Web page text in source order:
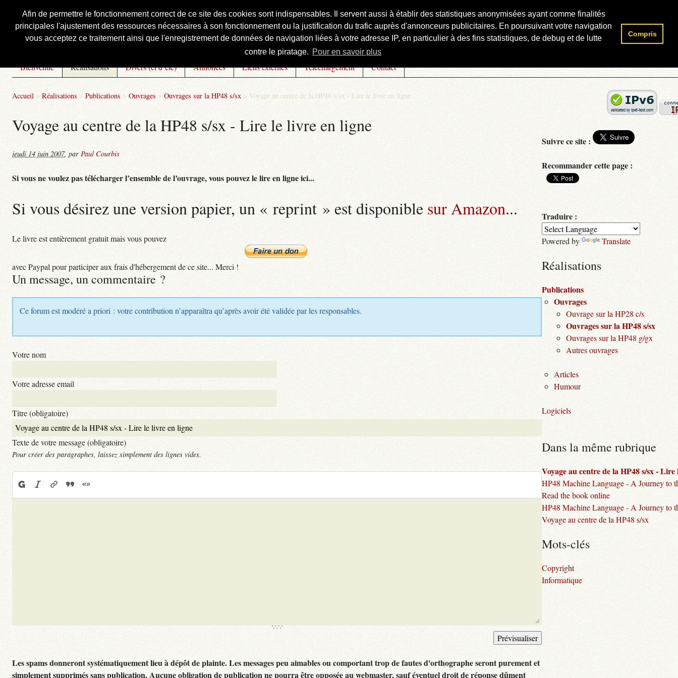
Afin de permettre le fonctionnement correct de ce site des cookies sont indispensables. Il servent aussi à établir des statistiques anonymisées ayant comme finalités
principales l'ajustement des ressources nécessaires à son fonctionnement ou la justification du trafic auprès d'annonceurs publicitaires. En poursuivant votre navigation
vous acceptez ce traitement ainsi que l'enregistrement de données de navigation liées à votre adresse IP, en particulier à des fins statistiques, de debug et de lutte
contre le piratage. Pour en savoir plus
Compris
Courbis, « LE » Blog Officiel
Bienvenue Réalisations Divers (et d’été) Annonces Liens externes Téléchargement Contact
Accueil > Réalisations > Publications > Ouvrages > Ouvrages sur la HP48 s/sx > Voyage au centre de la HP48 s/sx - Lire le livre en ligne
Voyage au centre de la HP48 s/sx - Lire le livre en ligne
jeudi 14 juin 2007, par Paul Courbis
Si vous ne voulez pas télécharger l’ensemble de l’ouvrage, vous pouvez le lire en ligne ici...
Si vous désirez une version papier, un « reprint » est disponible sur Amazon...
Le livre est entièrement gratuit mais vous pouvez
avec Paypal pour participer aux frais d'hébergement de ce site... Merci !
Un message, un commentaire ?
Ce forum est modéré a priori : votre contribution n’apparaîtra qu’après avoir été validée par les responsables.
Votre nom
Votre adresse email
Titre (obligatoire)
Texte de votre message (obligatoire)
Pour créer des paragraphes, laissez simplement des lignes vides.
Les spams donneront systématiquement lieu à dépôt de plainte. Les messages peu aimables ou comportant trop de fautes d'orthographe seront purement et
simplement supprimés sans publication. Aucune obligation de publication ne pourra être opposée au webmaster, sauf éventuel droit de réponse dûment
Rechercher :
Suivre ce site :
Recommander cette page :
Traduire :
Powered by Translate
Réalisations
Publications
Ouvrages
Ouvrage sur la HP28 c/s
Ouvrages sur la HP48 s/sx
Ouvrages sur la HP48 g/gx
Autres ouvrages
Articles
Humour
Logiciels
Dans la même rubrique
Voyage au centre de la HP48 s/sx -
HP48 Machine Language - A Journey to
Read the book online
HP48 Machine Language - A Journey to
Voyage au centre de la HP48 s/sx
Mots-clés
Copyright
Informatique